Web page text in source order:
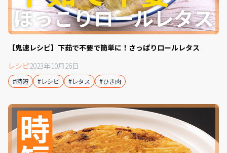
【鬼速レシピ】下茹で不要で簡単に！さっぱりロールレタス
レシピ2023年10月26日
#時短 #レシピ #レタス #ひき肉